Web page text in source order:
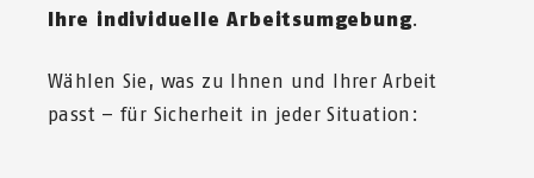
Ihre individuelle Arbeitsumgebung.
Wählen Sie, was zu Ihnen und Ihrer Arbeit
passt – für Sicherheit in jeder Situation: